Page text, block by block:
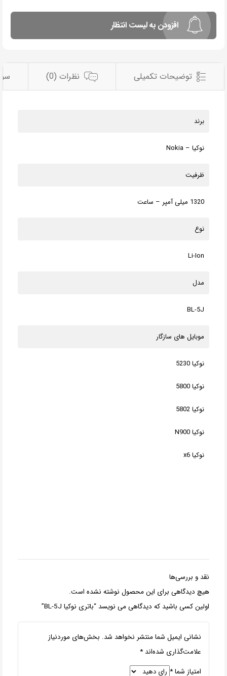
افزودن به لیست انتظار
توضیحات تکمیلی نظرات (0)
برند
نوکیا – Nokia
ظرفیت
1320 میلی آمپر – ساعت
نوع
Li-Ion
مدل
BL-5J
موبایل های سازگار
نوکیا 5230
نوکیا 5800
نوکیا 5802
نوکیا N900
نوکیا x6
نقد و بررسی‌ها
هیچ دیدگاهی برای این محصول نوشته نشده است.
اولین کسی باشید که دیدگاهی می نویسد “باتری نوکیا BL-5J”
نشانی ایمیل شما منتشر نخواهد شد. بخش‌های موردنیاز
علامت‌گذاری شده‌اند *
امتیاز شما*